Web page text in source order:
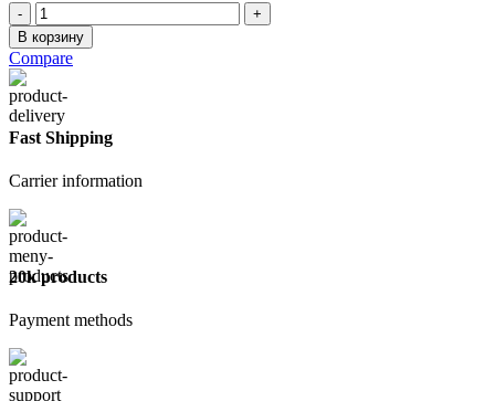
Количество
товара
Optima
D
с
клеевой
полосой
В корзину
Compare
Fast Shipping
Carrier information
20k products
Payment methods